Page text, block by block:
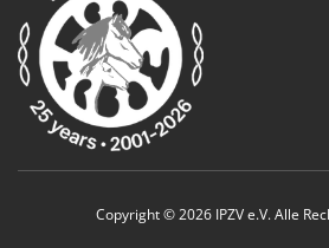
Copyright © 2026 IPZV e.V. Alle